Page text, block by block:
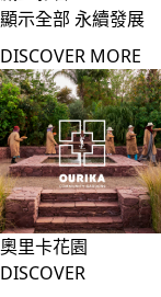
顯示全部 永續發展
DISCOVER MORE
奧里卡花園
DISCOVER